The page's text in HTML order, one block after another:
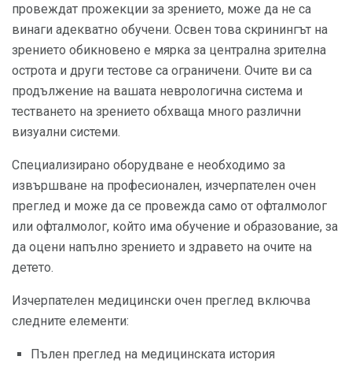
провеждат прожекции за зрението, може да не са
винаги адекватно обучени. Освен това скринингът на
зрението обикновено е мярка за централна зрителна
острота и други тестове са ограничени. Очите ви са
продължение на вашата неврологична система и
тестването на зрението обхваща много различни
визуални системи.
Специализирано оборудване е необходимо за
извършване на професионален, изчерпателен очен
преглед и може да се провежда само от офталмолог
или офталмолог, който има обучение и образование, за
да оцени напълно зрението и здравето на очите на
детето.
Изчерпателен медицински очен преглед включва
следните елементи:
Пълен преглед на медицинската история